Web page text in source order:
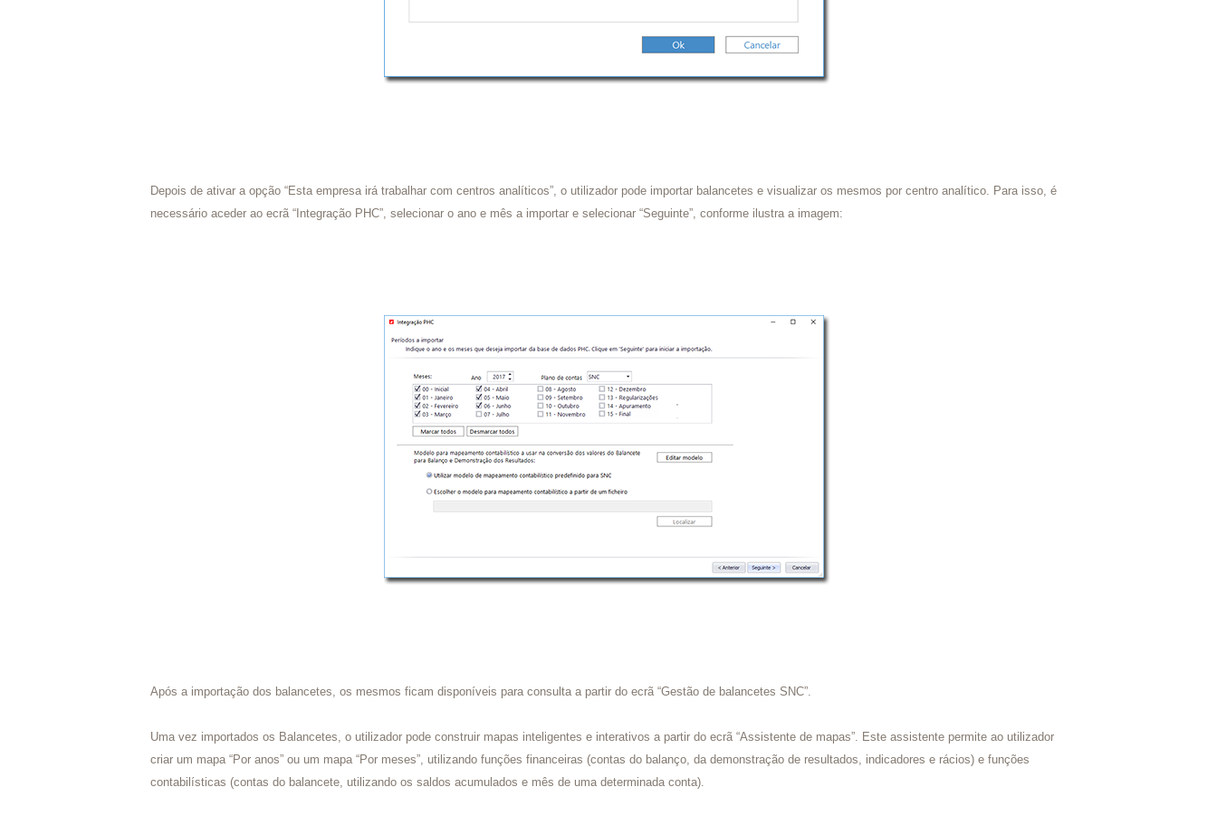
Depois de ativar a opção “Esta empresa irá trabalhar com centros analíticos”, o utilizador pode importar balancetes e visualizar os mesmos por centro analítico. Para isso, é
necessário aceder ao ecrã “Integração PHC”, selecionar o ano e mês a importar e selecionar “Seguinte”, conforme ilustra a imagem:
Após a importação dos balancetes, os mesmos ficam disponíveis para consulta a partir do ecrã “Gestão de balancetes SNC”.
Uma vez importados os Balancetes, o utilizador pode construir mapas inteligentes e interativos a partir do ecrã “Assistente de mapas”. Este assistente permite ao utilizador
criar um mapa “Por anos” ou um mapa “Por meses”, utilizando funções financeiras (contas do balanço, da demonstração de resultados, indicadores e rácios) e funções
contabilísticas (contas do balancete, utilizando os saldos acumulados e mês de uma determinada conta).